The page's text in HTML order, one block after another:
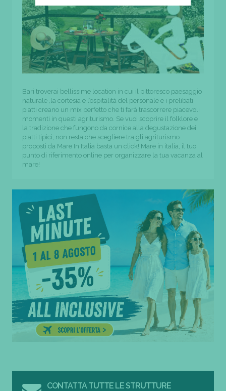
Bari troverai bellissime location in cui il pittoresco paesaggio
naturale ,la cortesia e l’ospitalità del personale e i prelibati
piatti creano un mix perfetto che ti farà trascorrere piacevoli
momenti in questi agriturismo. Se vuoi scoprire il folklore e
la tradizione che fungono da cornice alla degustazione dei
piatti tipici, non resta che scegliere tra gli agriturismo
proposti da Mare In Italia basta un click! Mare in italia, il tuo
punto di riferimento online per organizzare la tua vacanza al
mare!
CONTATTA TUTTE LE STRUTTURE